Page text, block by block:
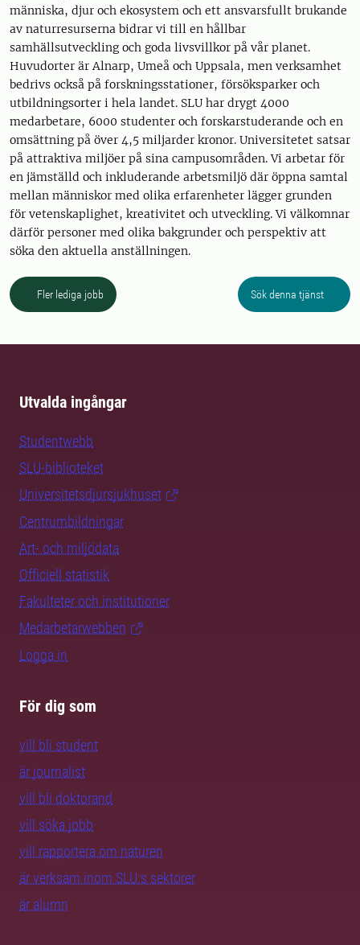
människa, djur och ekosystem och ett ansvarsfullt brukande
av naturresurserna bidrar vi till en hållbar
samhällsutveckling och goda livsvillkor på vår planet.
Huvudorter är Alnarp, Umeå och Uppsala, men verksamhet
bedrivs också på forskningsstationer, försöksparker och
utbildningsorter i hela landet. SLU har drygt 4000
medarbetare, 6000 studenter och forskarstuderande och en
omsättning på över 4,5 miljarder kronor. Universitetet satsar
på attraktiva miljöer på sina campusområden. Vi arbetar för
en jämställd och inkluderande arbetsmiljö där öppna samtal
mellan människor med olika erfarenheter lägger grunden
för vetenskaplighet, kreativitet och utveckling. Vi välkomnar
därför personer med olika bakgrunder och perspektiv att
söka den aktuella anställningen.
Fler lediga jobb Sök denna tjänst
Utvalda ingångar
Studentwebb
SLU-biblioteket
Universitetsdjursjukhuset
Centrumbildningar
Art- och miljödata
Officiell statistik
Fakulteter och institutioner
Medarbetarwebben
Logga in
För dig som
vill bli student
är journalist
vill bli doktorand
vill söka jobb
vill rapportera om naturen
är verksam inom SLU:s sektorer
är alumn